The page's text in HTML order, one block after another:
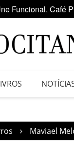
da América
Maviael